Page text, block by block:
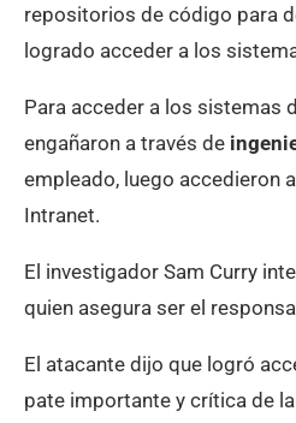
repositorios de código para
logrado acceder a los
Para acceder a los sistemas
engañaron a través de
empleado, luego accedieron
Intranet.
El investigador Sam Curry
quien asegura ser el
El atacante dijo que logró
pate importante y crítica de